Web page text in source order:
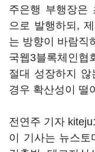
주은행 부행장은
으로 발행하되,
는 방향이 바람직
국웹3블록체인협
절대 성장하지 않
경우 확산성이 떨
전연주 기자
이 기사는 뉴스